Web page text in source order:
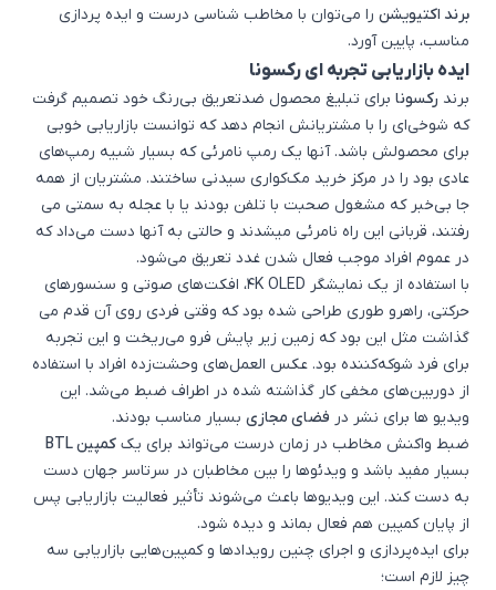
برند اکتیویشن‌ را می‌توان با مخاطب شناسی درست و ایده‌ پردازی
مناسب، پایین آورد.
ایده بازاریابی تجربه ای رکسونا
برند رکسونا برای تبلیغ محصول ضدتعریق بی­‌رنگ خود تصمیم گرفت
که شوخی‌ای را با مشتریانش انجام دهد که توانست بازاریابی خوبی
برای محصولش باشد. آنها یک رمپ نامرئی که بسیار شبیه رمپ­‌های
عادی بود را در مرکز خرید مک‌کواری سیدنی ساختند. مشتریان از همه
جا بی­‌خبر که مشغول صحبت با تلفن بودند یا با عجله به سمتی می­‌
رفتند، قربانی این راه نامرئی می­شدند و حالتی به آنها دست می‌داد که
در عموم افراد موجب فعال شدن غدد تعریق می‌شود.
با استفاده از یک نمایشگر 4K OLED، افکت‌های صوتی و سنسورهای
حرکتی، راهرو طوری طراحی شده بود که وقتی فردی روی آن قدم می­‌
گذاشت مثل این بود که زمین زیر پایش فرو می­‌ریخت و این تجربه
برای فرد شوکه‌کننده بود. عکس العمل‌های وحشت‌زده افراد با استفاده
از دوربین‌های مخفی کار گذاشته شده در اطراف ضبط می­‌شد. این
ویدیو ها برای نشر در فضای مجازی بسیار مناسب بودند.
ضبط واکنش مخاطب در زمان درست می‌تواند برای یک کمپین BTL
بسیار مفید باشد و ویدئوها را بین مخاطبان در سرتاسر جهان دست
به دست کند. این ویدیوها باعث می‌شوند تأثیر فعالیت بازاریابی پس
از پایان کمپین هم فعال بماند و دیده شود.
برای ایده‌پردازی و اجرای چنین رویدادها و کمپین‌هایی بازاریابی سه
چیز لازم است؛